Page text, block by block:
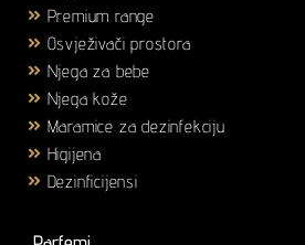
Premium range
Osvježivači prostora
Njega za bebe
Njega kože
Maramice za dezinfekciju
Higijena
Dezinficijensi